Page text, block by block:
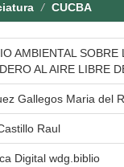
CUCBA
AMBIENTAL
AL AIRE LIBRE
Gallegos Maria del
Raul
Digital wdg.biblio